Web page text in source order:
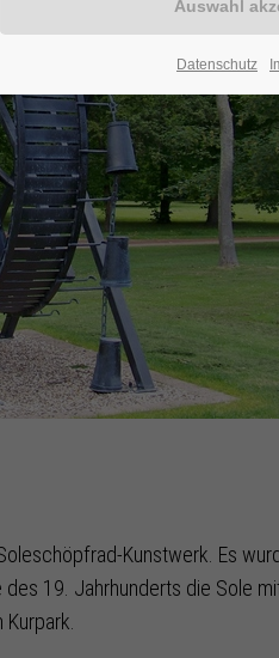
Kunstwerk. Es
19. Jahrhunderts die Sole
Datenschutz